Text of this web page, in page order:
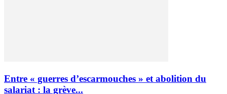
Entre « guerres d’escarmouches » et abolition du
salariat : la grève...